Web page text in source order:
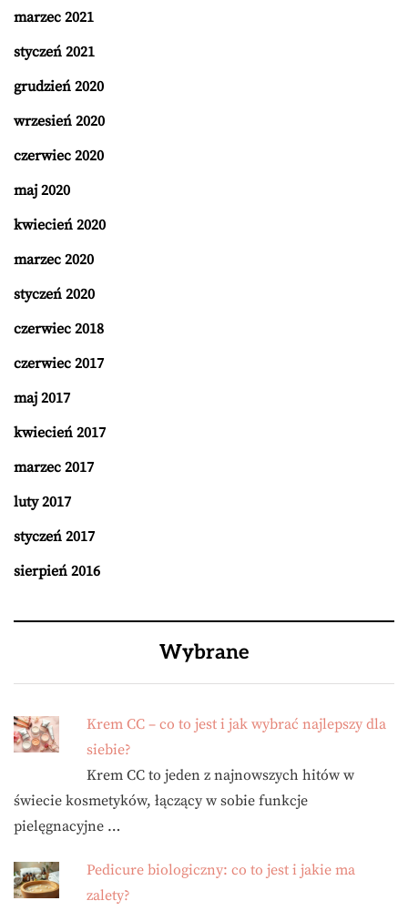
marzec 2021
styczeń 2021
grudzień 2020
wrzesień 2020
czerwiec 2020
maj 2020
kwiecień 2020
marzec 2020
styczeń 2020
czerwiec 2018
czerwiec 2017
maj 2017
kwiecień 2017
marzec 2017
luty 2017
styczeń 2017
sierpień 2016
Wybrane
Krem CC – co to jest i jak wybrać najlepszy dla
siebie?
Krem CC to jeden z najnowszych hitów w
świecie kosmetyków, łączący w sobie funkcje
pielęgnacyjne …
Pedicure biologiczny: co to jest i jakie ma
zalety?